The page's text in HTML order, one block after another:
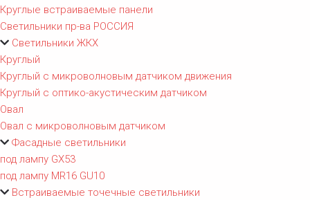
Круглые встраиваемые панели
Светильники пр-ва РОССИЯ
Светильники ЖКХ
Круглый
Круглый с микроволновым датчиком движения
Круглый с оптико-акустическим датчиком
Овал
Овал с микроволновым датчиком
Фасадные светильники
под лампу GX53
под лампу MR16 GU10
Встраиваемые точечные светильники